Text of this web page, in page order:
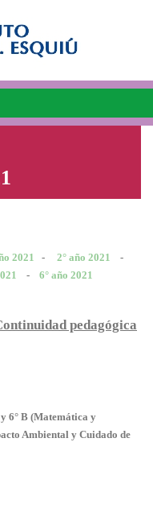
2021 - 2° año 2021 -
- 6° año 2021
pedagógica
6° B (Matemática y
Ambiental y Cuidado de